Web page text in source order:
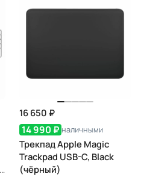
16 650 ₽
14 990 ₽ наличными
Трекпад Apple Magic
Trackpad USB-C, Black
(чёрный)